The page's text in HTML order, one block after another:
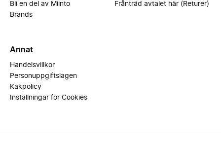
Bli en del av Miinto
Brands
Frånträd avtalet här (Returer)
Annat
Handelsvillkor
Personuppgiftslagen
Kakpolicy
Inställningar för Cookies